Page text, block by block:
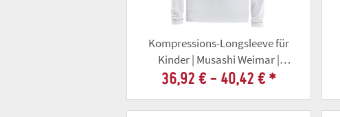
Kompressions-Longsleeve für
Kinder | Musashi Weimar |
weiss
36,92 € - 40,42 € *